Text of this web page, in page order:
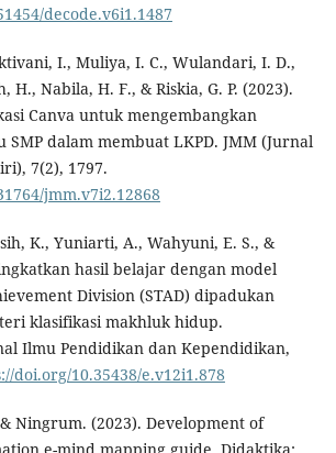
decode.v6i1.1487
I., Muliya, I. C., Wulandari, I. D.,
H., Nabila, H. F., & Riskia, G. P. (2023).
Canva untuk mengembangkan
dalam membuat LKPD. JMM (Jurnal
7(2), 1797.
jmm.v7i2.12868
K., Yuniarti, A., Wahyuni, E. S., &
hasil belajar dengan model
Division (STAD) dipadukan
klasifikasi makhluk hidup.
Ilmu Pendidikan dan Kependidikan,
doi.org/10.35438/e.v12i1.878
Ningrum. (2023). Development of